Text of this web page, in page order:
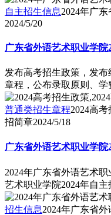
自主招生信息2024年广
2024/5/20
广东省外语艺术职业学
发布高考招生政策，发
章程，公布录取原则、学
普通类招生章程2024高
招简章2024/5/18
广东省外语艺术职业学院
2024年广东省外语艺术
艺术职业学院2024年自主
招生信息2024年广东省